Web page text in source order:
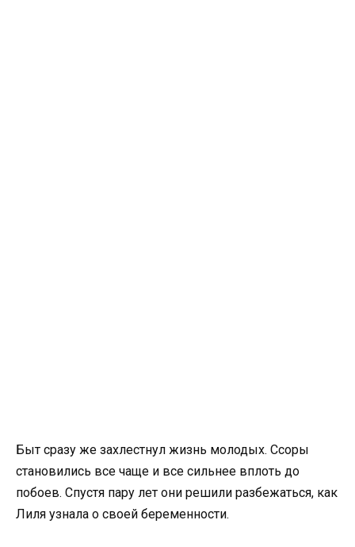
Быт сразу же захлестнул жизнь молодых. Ссоры
становились все чаще и все сильнее вплоть до
побоев. Спустя пару лет они решили разбежаться, как
Лиля узнала о своей беременности.